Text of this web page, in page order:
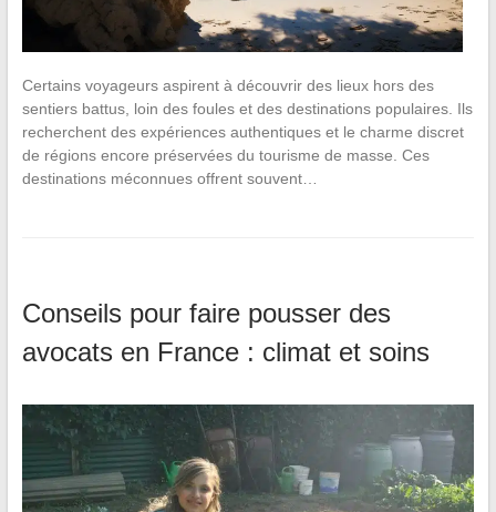
Certains voyageurs aspirent à découvrir des lieux hors des
sentiers battus, loin des foules et des destinations populaires. Ils
recherchent des expériences authentiques et le charme discret
de régions encore préservées du tourisme de masse. Ces
destinations méconnues offrent souvent…
Conseils pour faire pousser des
avocats en France : climat et soins